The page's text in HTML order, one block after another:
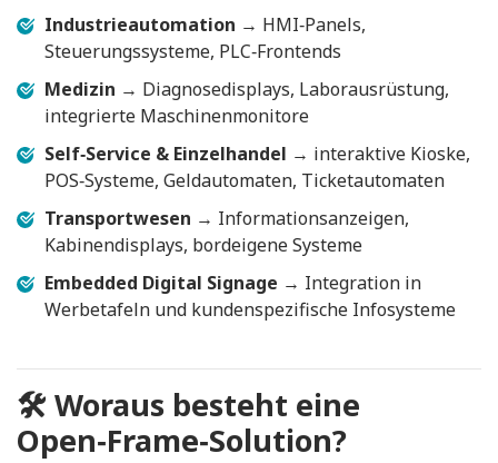
Industrieautomation → HMI‑Panels,
Steuerungssysteme, PLC‑Frontends
Medizin → Diagnosedisplays, Laborausrüstung,
integrierte Maschinenmonitore
Self‑Service & Einzelhandel → interaktive Kioske,
POS‑Systeme, Geldautomaten, Ticketautomaten
Transportwesen → Informationsanzeigen,
Kabinendisplays, bordeigene Systeme
Embedded Digital Signage → Integration in
Werbetafeln und kundenspezifische Infosysteme
🛠️ Woraus besteht eine
Open‑Frame‑Solution?